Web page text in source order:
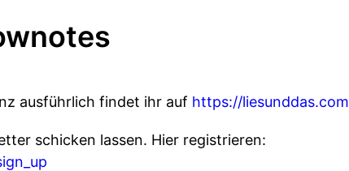
ausführlich findet ihr auf https://liesunddas.com
schicken lassen. Hier registrieren: